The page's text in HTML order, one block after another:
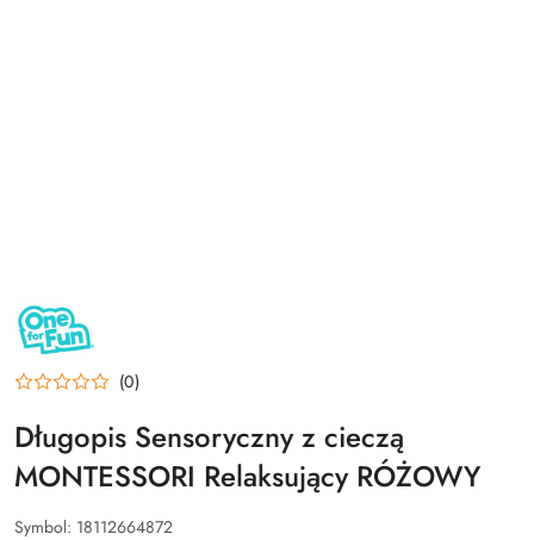
NAZWA
PRODUCENTA:
ONE
FOR
FUN (0)
Długopis Sensoryczny z cieczą
MONTESSORI Relaksujący RÓŻOWY
Symbol: 18112664872